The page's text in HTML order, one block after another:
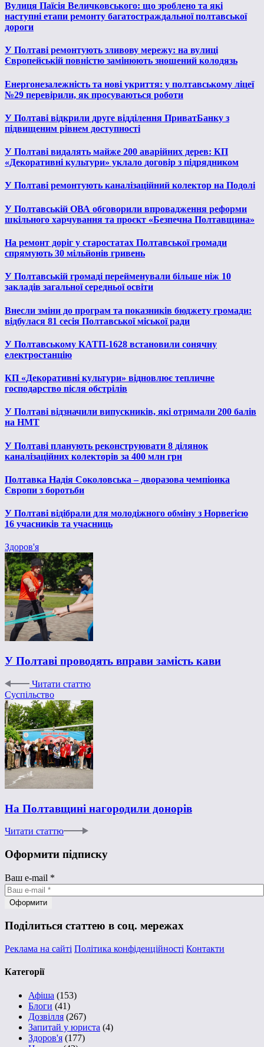
Вулиця Паїсія Величковського: що зроблено та які
наступні етапи ремонту багатостраждальної полтавської
дороги
У Полтаві ремонтують зливову мережу: на вулиці
Європейській повністю замінюють зношений колодязь
Енергонезалежність та нові укриття: у полтавському ліцеї
№29 перевірили, як просуваються роботи
У Полтаві відкрили друге відділення ПриватБанку з
підвищеним рівнем доступності
У Полтаві видалять майже 200 аварійних дерев: КП
«Декоративні культури» уклало договір з підрядником
У Полтаві ремонтують каналізаційний колектор на Подолі
У Полтавській ОВА обговорили впровадження реформи
шкільного харчування та проєкт «Безпечна Полтавщина»
На ремонт доріг у старостатах Полтавської громади
спрямують 30 мільйонів гривень
У Полтавській громаді перейменували більше ніж 10
закладів загальної середньої освіти
Внесли зміни до програм та показників бюджету громади:
відбулася 81 сесія Полтавської міської ради
У Полтавському КАТП-1628 встановили сонячну
електростанцію
КП «Декоративні культури» відновлює тепличне
господарство після обстрілів
У Полтаві відзначили випускників, які отримали 200 балів
на НМТ
У Полтаві планують реконструювати 8 ділянок
каналізаційних колекторів за 400 млн грн
Полтавка Надія Соколовська – дворазова чемпіонка
Європи з боротьби
У Полтаві відібрали для молодіжного обміну з Норвегією
16 учасників та учасниць
Здоров'я
У Полтаві проводять вправи замість кави
Читати статтю
Суспільство
На Полтавщині нагородили донорів
Читати статтю
Оформити підписку
Ваш e-mail *
Поділиться статтею в соц. мережах
Реклама на сайті Політика конфіденційності Контакти
Категорії
Афіша (153)
Блоги (41)
Дозвілля (267)
Запитай у юриста (4)
Здоров'я (177)